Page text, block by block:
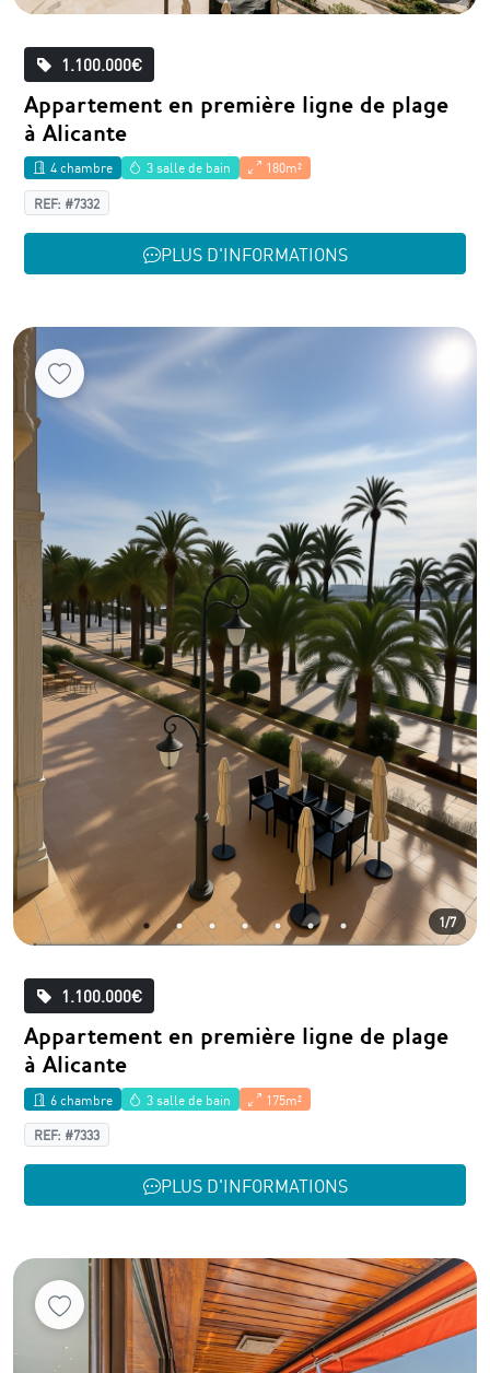
1.100.000€
Appartement en première ligne de plage
à Alicante
4 chambre 3 salle de bain
180m²
REF: #7332
PLUS D'INFORMATIONS
1/7
1.100.000€
Appartement en première ligne de plage
à Alicante
6 chambre 3 salle de bain
175m²
REF: #7333
PLUS D'INFORMATIONS